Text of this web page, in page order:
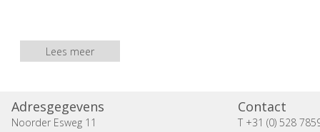
Lees meer
Adresgegevens
Noorder Esweg 11
Contact
T +31 (0) 528